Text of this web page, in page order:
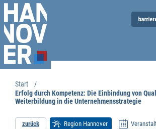
Start
Erfolg durch Kompetenz: Die Einbindung von
Weiterbildung in die Unternehmensstrategie
zurück Region Hannover